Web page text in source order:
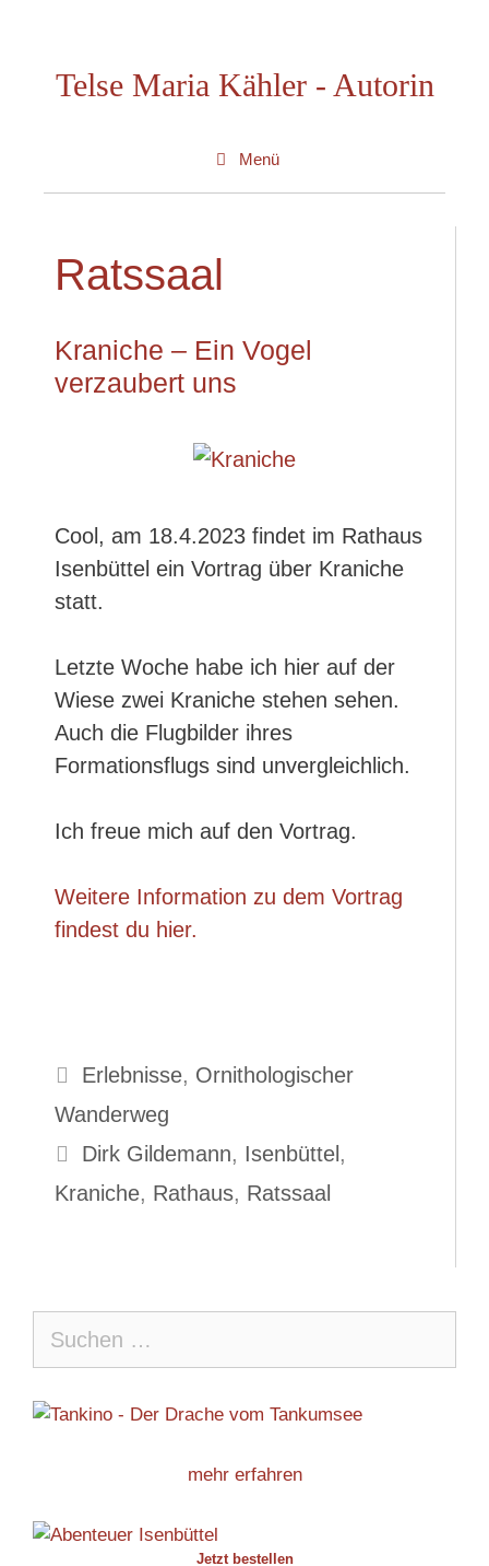
springenTelse Maria Kähler - Autorin
Menü
Ratssaal
Kraniche – Ein Vogel
verzaubert uns
Cool, am 18.4.2023 findet im Rathaus
Isenbüttel ein Vortrag über Kraniche
statt.
Letzte Woche habe ich hier auf der
Wiese zwei Kraniche stehen sehen.
Auch die Flugbilder ihres
Formationsflugs sind unvergleichlich.
Ich freue mich auf den Vortrag.
Weitere Information zu dem Vortrag
findest du hier.
Kategorien
Erlebnisse, Ornithologischer
Wanderweg
Schlagwörter
Dirk Gildemann, Isenbüttel ,
Kraniche, Rathaus, Ratssaal
nach:
mehr erfahren
Jetzt bestellen